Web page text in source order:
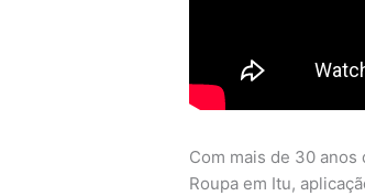
Com mais de 30
Roupa em Itu,